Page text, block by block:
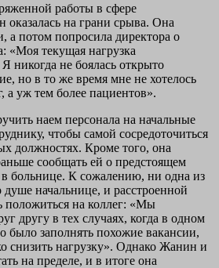
работы в сфере
оказалась на грани срыва. Она
а потом попросила директора о
«Моя текущая нагрузка
никогда не боялась открыто
но в то же время мне не хотелось
а уж тем более пациентов».
наем персонала на начальные
чтобы самой сосредоточиться
должностях. Кроме того, она
сообщать ей о предстоящем
в больнице. К сожалению, ни одна из
начальнице, и расстроенной
на коллег: «Мы
другу в тех случаях, когда в одном
было заполнять похожие вакансии,
снизить нагрузку». Однако Жанин и
на пределе, и в итоге она